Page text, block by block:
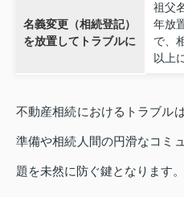
名義変更（相続登記）
を放置してトラブルに
祖父
年放
で、
以上
不動産相続におけるトラブル
準備や相続人間の円滑なコミ
題を未然に防ぐ鍵となります。